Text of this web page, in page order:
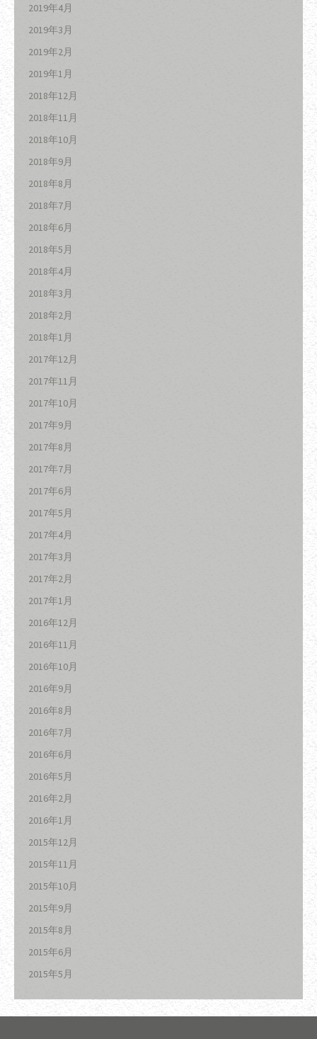
2019年4月
2019年3月
2019年2月
2019年1月
2018年12月
2018年11月
2018年10月
2018年9月
2018年8月
2018年7月
2018年6月
2018年5月
2018年4月
2018年3月
2018年2月
2018年1月
2017年12月
2017年11月
2017年10月
2017年9月
2017年8月
2017年7月
2017年6月
2017年5月
2017年4月
2017年3月
2017年2月
2017年1月
2016年12月
2016年11月
2016年10月
2016年9月
2016年8月
2016年7月
2016年6月
2016年5月
2016年2月
2016年1月
2015年12月
2015年11月
2015年10月
2015年9月
2015年8月
2015年6月
2015年5月